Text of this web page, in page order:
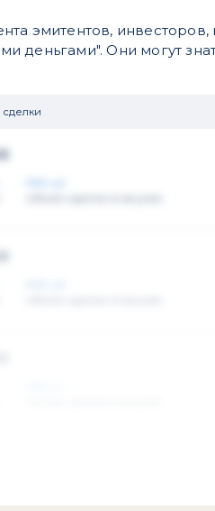
эмитентов,
деньгами". Они могут